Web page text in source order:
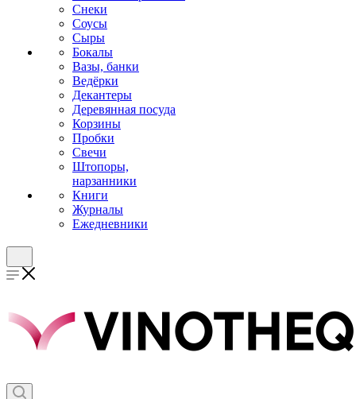
Снеки
Соусы
Сыры
Бокалы
Вазы, банки
Ведёрки
Декантеры
Деревянная посуда
Корзины
Пробки
Свечи
Штопоры,
нарзанники
Книги
Журналы
Ежедневники